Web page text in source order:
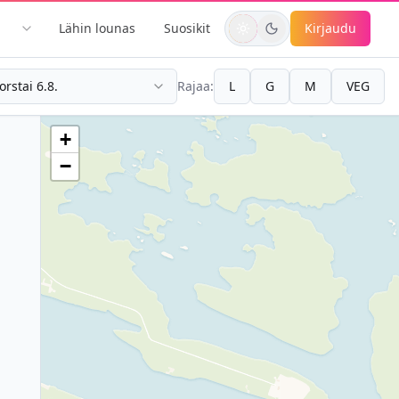
Lähin lounas Suosikit Kirjaudu
6.8. Rajaa: L G M VEG
+
−